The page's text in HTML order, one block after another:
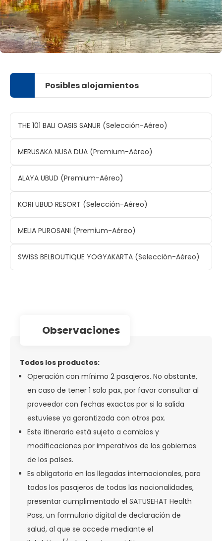
Posibles alojamientos
THE 101 BALI OASIS SANUR (Selección-Aéreo)
MERUSAKA NUSA DUA (Premium-Aéreo)
ALAYA UBUD (Premium-Aéreo)
KORI UBUD RESORT (Selección-Aéreo)
MELIA PUROSANI (Premium-Aéreo)
SWISS BELBOUTIQUE YOGYAKARTA (Selección-Aéreo)
observaciones
Todos los productos:
Operación con mínimo 2 pasajeros. No obstante,
en caso de tener 1 solo pax, por favor consultar al
proveedor con fechas exactas por si la salida
estuviese ya garantizada con otros pax.
Este itinerario está sujeto a cambios y
modificaciones por imperativos de los gobiernos
de los países.
Es obligatorio en las llegadas internacionales, para
todos los pasajeros de todas las nacionalidades,
presentar cumplimentado el SATUSEHAT Health
Pass, un formulario digital de declaración de
salud, al que se accede mediante el